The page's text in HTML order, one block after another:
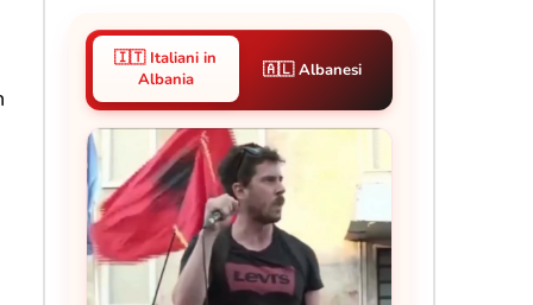
🇮🇹 Italiani in
Albania
🇦🇱 Albanesi